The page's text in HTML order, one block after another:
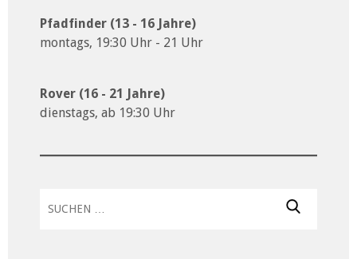
Pfadfinder (13 - 16 Jahre)
montags, 19:30 Uhr - 21 Uhr
Rover (16 - 21 Jahre)
dienstags, ab 19:30 Uhr
nach: